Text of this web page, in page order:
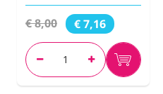
€ 8,00 € 7,16